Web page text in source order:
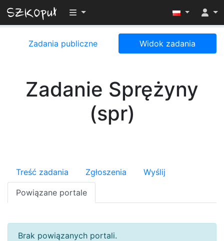
Przełącz widoczność menu
Zadania publiczne Widok zadania
Zadanie Sprężyny
(spr)
Treść zadania Zgłoszenia Wyślij
Powiązane portale
Brak powiązanych portali.